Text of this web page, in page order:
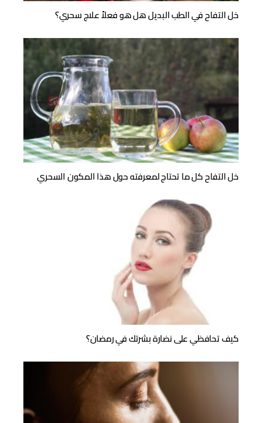
خل التفاح في الطب البديل هل هو فعلاً علاج سحري؟
خل التفاح كل ما تحتاج لمعرفته حول هذا المكون السحري
كيف تحافظي على نضارة بشرتك في رمضان؟